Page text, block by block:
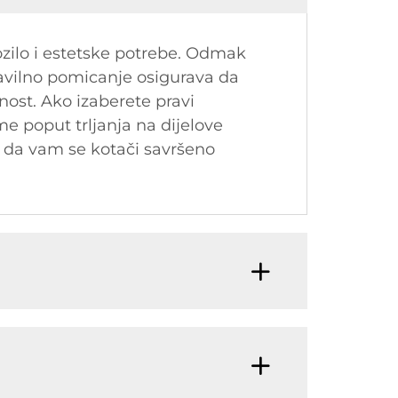
i estetske potrebe. Odmak
pomicanje osigurava da
Ako izaberete pravi
poput trljanja na dijelove
vam se kotači savršeno